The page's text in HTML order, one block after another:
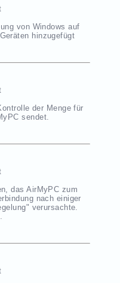
von Windows auf
hinzugefügt
der Menge für
sendet.
das AirMyPC zum
nach einiger
verursachte.